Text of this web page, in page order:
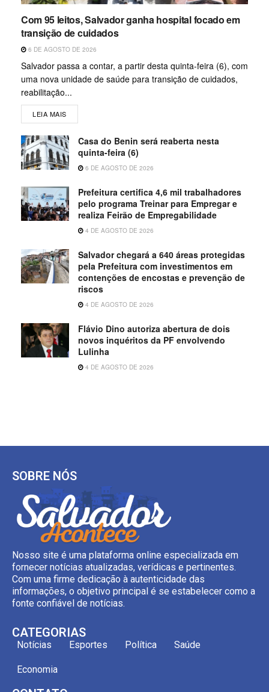
Com 95 leitos, Salvador ganha hospital focado em
transição de cuidados
6 DE AGOSTO DE 2026
Salvador passa a contar, a partir desta quinta-feira (6), com
uma nova unidade de saúde para transição de cuidados,
reabilitação...
LEIA MAIS
Casa do Benin será reaberta nesta
quinta-feira (6)
6 DE AGOSTO DE 2026
Prefeitura certifica 4,6 mil trabalhadores
pelo programa Treinar para Empregar e
realiza Feirão de Empregabilidade
4 DE AGOSTO DE 2026
Salvador chegará a 640 áreas protegidas
pela Prefeitura com investimentos em
contenções de encostas e prevenção de
riscos
4 DE AGOSTO DE 2026
Flávio Dino autoriza abertura de dois
novos inquéritos da PF envolvendo
Lulinha
4 DE AGOSTO DE 2026
SOBRE NÓS
Nosso site é uma plataforma online especializada em
fornecer notícias atualizadas, verídicas e pertinentes.
Com uma firme dedicação à autenticidade das
informações, o objetivo principal é se estabelecer como a
fonte confiável de notícias.
CATEGORIAS
Notícias Esportes Política Saúde
Economia